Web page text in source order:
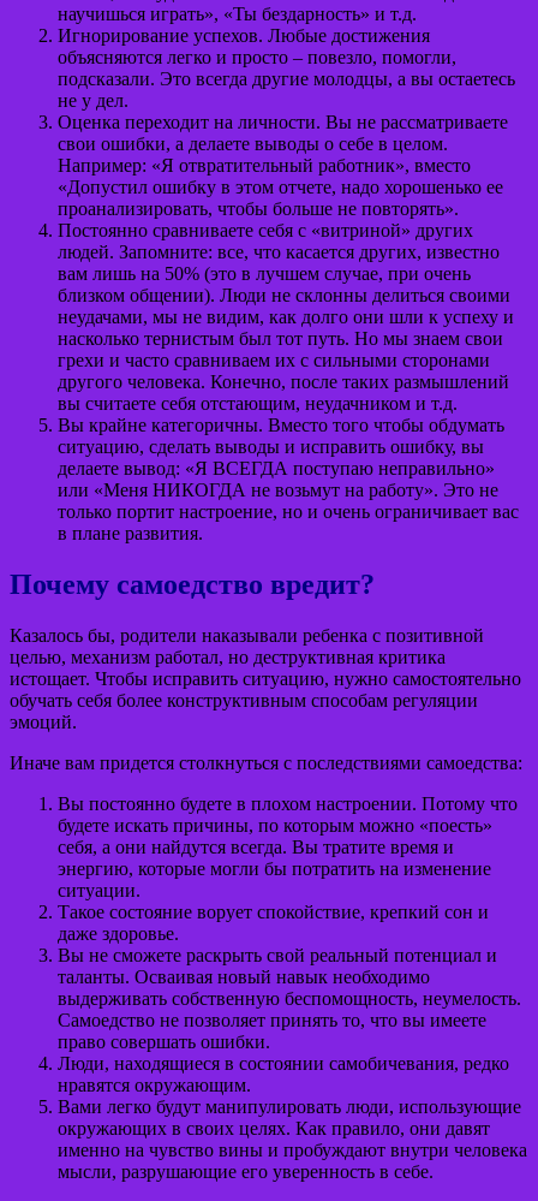
научишься играть», «Ты бездарность» и т.д.
Игнорирование успехов. Любые достижения
объясняются легко и просто – повезло, помогли,
подсказали. Это всегда другие молодцы, а вы остаетесь
не у дел.
Оценка переходит на личности. Вы не рассматриваете
свои ошибки, а делаете выводы о себе в целом.
Например: «Я отвратительный работник», вместо
«Допустил ошибку в этом отчете, надо хорошенько ее
проанализировать, чтобы больше не повторять».
Постоянно сравниваете себя с «витриной» других
людей. Запомните: все, что касается других, известно
вам лишь на 50% (это в лучшем случае, при очень
близком общении). Люди не склонны делиться своими
неудачами, мы не видим, как долго они шли к успеху и
насколько тернистым был тот путь. Но мы знаем свои
грехи и часто сравниваем их с сильными сторонами
другого человека. Конечно, после таких размышлений
вы считаете себя отстающим, неудачником и т.д.
Вы крайне категоричны. Вместо того чтобы обдумать
ситуацию, сделать выводы и исправить ошибку, вы
делаете вывод: «Я ВСЕГДА поступаю неправильно»
или «Меня НИКОГДА не возьмут на работу». Это не
только портит настроение, но и очень ограничивает вас
в плане развития.
Почему самоедство вредит?
Казалось бы, родители наказывали ребенка с позитивной
целью, механизм работал, но деструктивная критика
истощает. Чтобы исправить ситуацию, нужно самостоятельно
обучать себя более конструктивным способам регуляции
эмоций.
Иначе вам придется столкнуться с последствиями самоедства:
Вы постоянно будете в плохом настроении. Потому что
будете искать причины, по которым можно «поесть»
себя, а они найдутся всегда. Вы тратите время и
энергию, которые могли бы потратить на изменение
ситуации.
Такое состояние ворует спокойствие, крепкий сон и
даже здоровье.
Вы не сможете раскрыть свой реальный потенциал и
таланты. Осваивая новый навык необходимо
выдерживать собственную беспомощность, неумелость.
Самоедство не позволяет принять то, что вы имеете
право совершать ошибки.
Люди, находящиеся в состоянии самобичевания, редко
нравятся окружающим.
Вами легко будут манипулировать люди, использующие
окружающих в своих целях. Как правило, они давят
именно на чувство вины и пробуждают внутри человека
мысли, разрушающие его уверенность в себе.